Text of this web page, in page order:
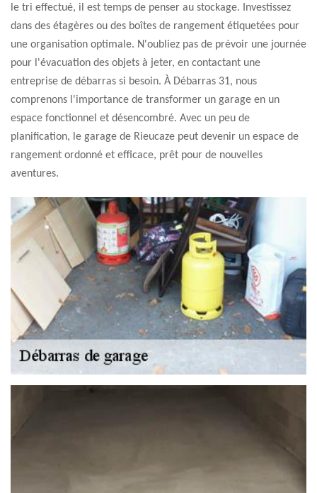
le tri effectué, il est temps de penser au stockage. Investissez
dans des étagères ou des boîtes de rangement étiquetées pour
une organisation optimale. N'oubliez pas de prévoir une journée
pour l'évacuation des objets à jeter, en contactant une
entreprise de débarras si besoin. À Débarras 31, nous
comprenons l'importance de transformer un garage en un
espace fonctionnel et désencombré. Avec un peu de
planification, le garage de Rieucaze peut devenir un espace de
rangement ordonné et efficace, prêt pour de nouvelles
aventures.